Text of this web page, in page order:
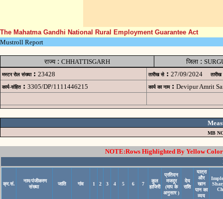
The Mahatma Gandhi National Rural Employment Guarantee Act
Mustroll Report
राज्य: CHHATTISGARH जिला:
मस्टर रोल संख्या : 23428 तारीख से : 27/09/2024 तारीख
कार्य-संहित : 3305/DP/1111446215 कार्य का नाम : Devipur Amrit
MB
NOTE:Rows Highlighted By Yellow
क्र.सं.
नाम/पंजीकरण
संख्या
जाति गांव 1 2 3 4 5 6 7
कुल
हाजिरी
प्रतिदन
मजदूर
(माप के
अनुसार )
देय
राशि
यात्रा
और
खान
पान का
व्यय